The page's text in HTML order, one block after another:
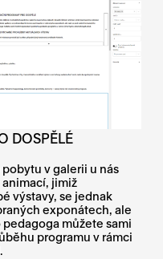
DOSPĚLÉ
v galerii u nás
jimiž
výstavy, se jednak
exponátech, ale
můžete sami
programu v rámci